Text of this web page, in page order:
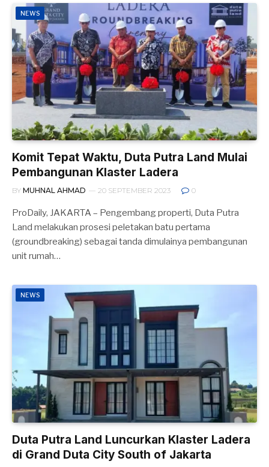
NEWS
Komit Tepat Waktu, Duta Putra Land Mulai
Pembangunan Klaster Ladera
BY MUHNAL AHMAD 20 SEPTEMBER 2023 0
ProDaily, JAKARTA – Pengembang properti, Duta Putra
Land melakukan prosesi peletakan batu pertama
(groundbreaking) sebagai tanda dimulainya pembangunan
unit rumah…
NEWS
Duta Putra Land Luncurkan Klaster Ladera
di Grand Duta City South of Jakarta